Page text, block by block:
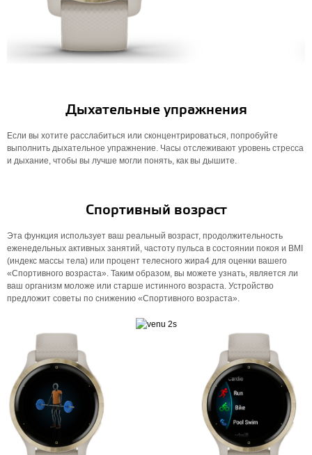
Дыхательные упражнения
Если вы хотите расслабиться или сконцентрироваться, попробуйте
выполнить дыхательное упражнение. Часы отслеживают уровень стресса
и дыхание, чтобы вы лучше могли понять, как вы дышите.
Спортивный возраст
Эта функция использует ваш реальный возраст, продолжительность
еженедельных активных занятий, частоту пульса в состоянии покоя и BMI
(индекс массы тела) или процент телесного жира4 для оценки вашего
«Спортивного возраста». Таким образом, вы можете узнать, является ли
ваш организм моложе или старше истинного возраста. Устройство
предложит советы по снижению «Спортивного возраста».